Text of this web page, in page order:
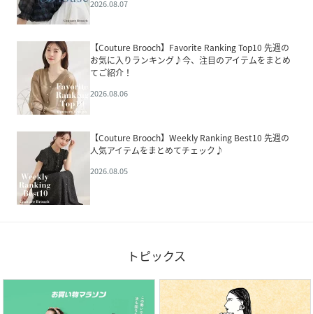
2026.08.07
【Couture Brooch】Favorite Ranking Top10 先週の
お気に入りランキング♪今、注目のアイテムをまとめ
てご紹介！
2026.08.06
【Couture Brooch】Weekly Ranking Best10 先週の
人気アイテムをまとめてチェック♪
2026.08.05
トピックス